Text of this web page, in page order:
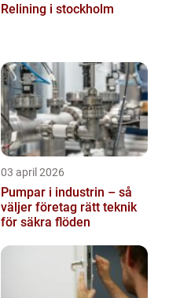
Relining i stockholm
03 april 2026
Pumpar i industrin – så
väljer företag rätt teknik
för säkra flöden